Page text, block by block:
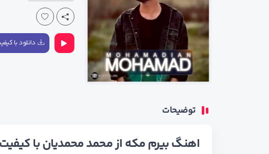
دانلود با کیفیت
توضیحات
اهنگ بیرم مکه از محمد محمدیان با کیفیت 320 همراه با شعر اهنگ و پخش انلاین